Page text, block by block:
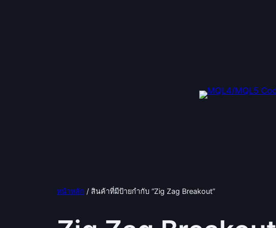
หน้าหลัก / สินค้าที่มีป้ายกำกับ “Zig Zag Breakout”